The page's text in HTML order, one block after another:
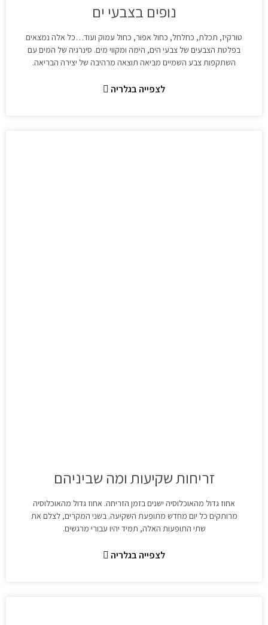
נופים בצבעי ים
טורקיז, תכלת, כחלחל, כחול אפור, כחול עמוק ועוד…כל אלה נמצאים
בפלטת הצבעים של צבעי הים, הימה ומקווי מים. סינרגיה של המים עם
השתקפות צבע השמיים מביאה תוצאה מרהיבה של יצירה הבריאה.
לצפייה בגלריה
זריחות שקיעות ומה שביניהם
אחוז גדול מהאוכלוסיה ישנים בזמן הזריחה. אחוז גדול מהאוכלוסיה
מרותקים כל יום מחדש מתופעת השקיעה. בשני המקרים, לצלם את
שתי התופעות האלה, תמיד יהיו עבורי מרגשים.
לצפייה בגלריה